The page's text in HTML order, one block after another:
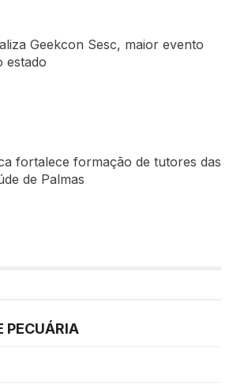
Geekcon Sesc, maior evento
estado
fortalece formação de tutores das
de Palmas
PECUÁRIA